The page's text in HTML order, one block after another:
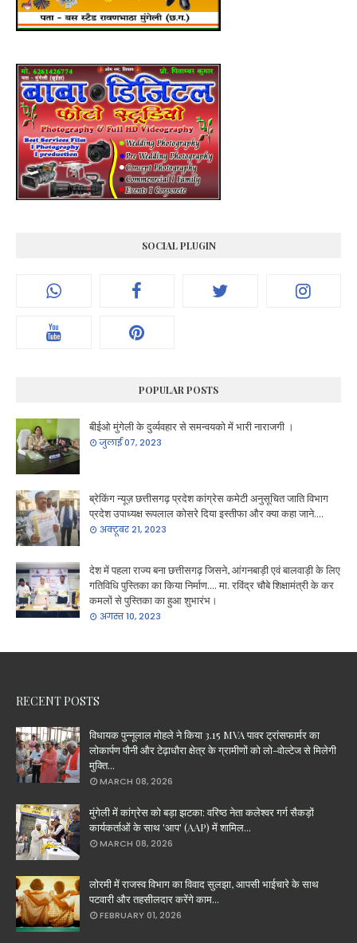
SOCIAL PLUGIN
POPULAR POSTS
बीईओ मुंगेली के दुर्व्यवहार से समन्वयको में भारी नाराजगी ।
जुलाई 07, 2023
ब्रेकिंग न्यूज़ छत्तीसगढ़ प्रदेश कांग्रेस कमेटी अनुसूचित जाति विभाग
प्रदेश उपाध्यक्ष रूपलाल कोसरे दिया इस्तीफा और क्या कहा जाने....
अक्टूबर 21, 2023
देश में पहला राज्य बना छत्तीसगढ़ जिसने, आंगनबाड़ी एवं बालवाड़ी के लिए
गतिविधि पुस्तिका का किया निर्माण.... मा. रविंद्र चौबे शिक्षामंत्री के कर
कमलों से पुस्तिका का हुआ शुभारंभ।
अगस्त 10, 2023
RECENT POSTS
विधायक पुन्नूलाल मोहले ने किया 3.15 MVA पावर ट्रांसफार्मर का
लोकार्पण पौनी और टेढ़ाधौरा क्षेत्र के ग्रामीणों को लो-वोल्टेज से मिलेगी
मुक्ति...
MARCH 08, 2026
मुंगेली में कांग्रेस को बड़ा झटका: वरिष्ठ नेता कलेश्वर गर्ग सैकड़ों
कार्यकर्ताओं के साथ 'आप' (AAP) में शामिल...
MARCH 08, 2026
लोरमी में राजस्व विभाग का विवाद सुलझा, आपसी भाईचारे के साथ
पटवारी और तहसीलदार करेंगे काम...
FEBRUARY 01, 2026